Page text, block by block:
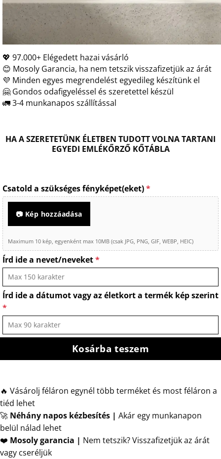
💖 97.000+ Elégedett hazai vásárló
😊 Mosoly Garancia, ha nem tetszik visszafizetjük az árát
💜 Minden egyes megrendelést egyedileg készítünk el
🤗 Gondos odafigyeléssel és szeretettel készül
🚛 3-4 munkanapos szállítással
HA A SZERETETÜNK ÉLETBEN TUDOTT VOLNA TARTANI
EGYEDI EMLÉKŐRZŐ KŐTÁBLA
Csatold a szükséges fényképet(eket)*
📷 Kép hozzáadása
Maximum 10 kép, egyenként max 10MB (csak JPG, PNG, GIF, WEBP, HEIC)
Írd ide a nevet/neveket*
Írd ide a dátumot vagy az életkort a termék kép szerint
*
Kosárba teszem
🔥 Vásárolj féláron egynél több terméket és most féláron a
tiéd lehet
🚀 Néhány napos kézbesítés | Akár egy munkanapon
belül nálad lehet
❤️ Mosoly garancia | Nem tetszik? Visszafizetjük az árát
vagy cseréljük